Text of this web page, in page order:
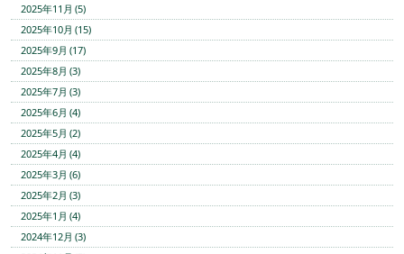
2025年11月 (5)
2025年10月 (15)
2025年9月 (17)
2025年8月 (3)
2025年7月 (3)
2025年6月 (4)
2025年5月 (2)
2025年4月 (4)
2025年3月 (6)
2025年2月 (3)
2025年1月 (4)
2024年12月 (3)